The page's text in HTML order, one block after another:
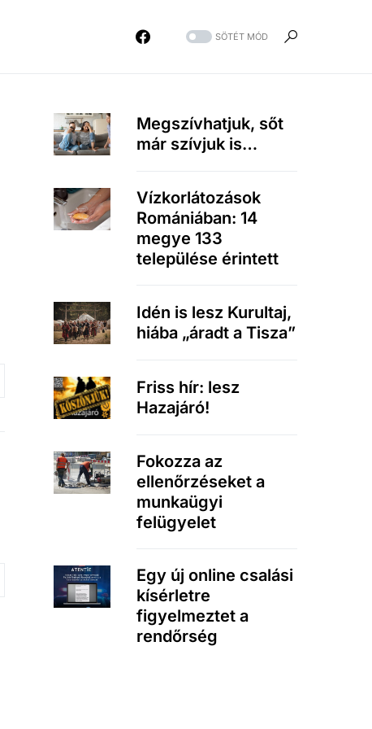
SÖTÉT MÓD
Megszívhatjuk, sőt
már szívjuk is…
Vízkorlátozások
Romániában: 14
megye 133
települése érintett
Idén is lesz Kurultaj,
hiába „áradt a Tisza”
Friss hír: lesz
Hazajáró!
Fokozza az
ellenőrzéseket a
munkaügyi
felügyelet
Egy új online csalási
kísérletre
figyelmeztet a
rendőrség